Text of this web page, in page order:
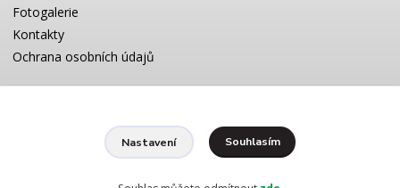
Fotogalerie
Kontakty
Ochrana osobních údajů
Potřebujete poradit s výběrem? Neváhejte se zeptat:
+420 728 772 566
Nastavení Souhlasím